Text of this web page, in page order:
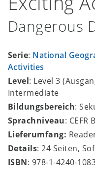
Dangerous
Serie: National
Activities
Level: Level 3
Intermediate
Bildungsbereich:
Sprachniveau: CEFR
Lieferumfang:
Details: 24 Seiten,
ISBN: 978-1-4240-